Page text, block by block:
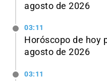
agosto de 2026
03:11
Horóscopo de hoy
agosto de 2026
03:11